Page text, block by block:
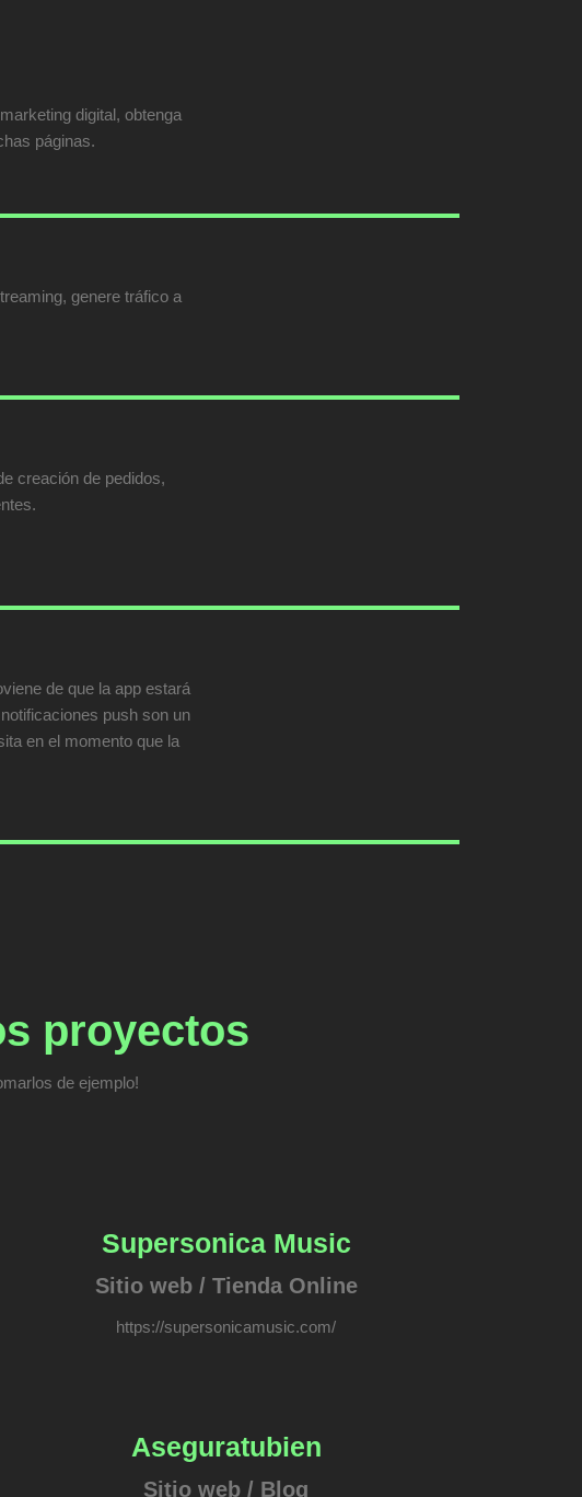
digital, obtenga
páginas.
genere tráfico a
creación de pedidos,
de que la app estará
push son un
en el momento que la
proyectos
de ejemplo!
Supersonica Music
Sitio web / Tienda Online
https://supersonicamusic.com/
Aseguratubien
Sitio web / Blog